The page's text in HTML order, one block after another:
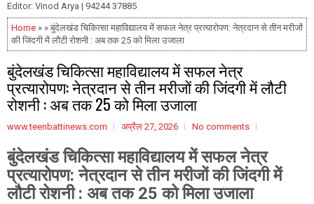
Editor: Vinod Arya | 94244 37885
Home » » बुंदेलखंड चिकित्सा महाविद्यालय में सफल नेत्र प्रत्यारोपण: नेत्रदान से तीन मरीजों
की जिंदगी में लौटी रोशनी : अब तक 25 को मिला उजाला
बुंदेलखंड चिकित्सा महाविद्यालय में सफल नेत्र
प्रत्यारोपण: नेत्रदान से तीन मरीजों की जिंदगी में लौटी
रोशनी : अब तक 25 को मिला उजाला
www.teenbattinews.com अप्रैल 27, 2026 No comments
बुंदेलखंड चिकित्सा महाविद्यालय में सफल नेत्र
प्रत्यारोपण: नेत्रदान से तीन मरीजों की जिंदगी में
लौटी रोशनी : अब तक 25 को मिला उजाला